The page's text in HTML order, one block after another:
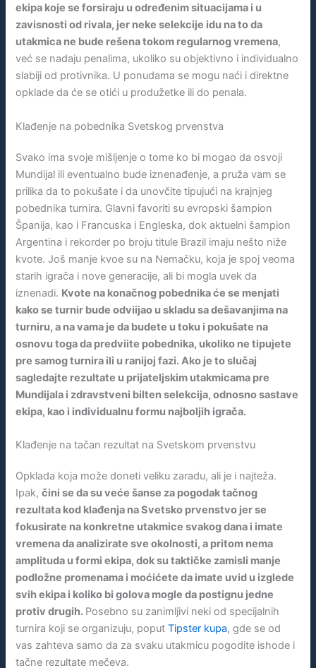
ekipa koje se forsiraju u određenim situacijama i u
zavisnosti od rivala, jer neke selekcije idu na to da
utakmica ne bude rešena tokom regularnog vremena,
već se nadaju penalima, ukoliko su objektivno i individualno
slabiji od protivnika. U ponudama se mogu naći i direktne
opklade da će se otići u produžetke ili do penala.
Klađenje na pobednika Svetskog prvenstva
Svako ima svoje mišljenje o tome ko bi mogao da osvoji
Mundijal ili eventualno bude iznenađenje, a pruža vam se
prilika da to pokušate i da unovčite tipujući na krajnjeg
pobednika turnira. Glavni favoriti su evropski šampion
Španija, kao i Francuska i Engleska, dok aktuelni šampion
Argentina i rekorder po broju titule Brazil imaju nešto niže
kvote. Još manje kvoe su na Nemačku, koja je spoj veoma
starih igrača i nove generacije, ali bi mogla uvek da
iznenadi. Kvote na konačnog pobednika će se menjati
kako se turnir bude odviijao u skladu sa dešavanjima na
turniru, a na vama je da budete u toku i pokušate na
osnovu toga da predviite pobednika, ukoliko ne tipujete
pre samog turnira ili u ranijoj fazi. Ako je to slučaj
sagledajte rezultate u prijateljskim utakmicama pre
Mundijala i zdravstveni bilten selekcija, odnosno sastave
ekipa, kao i individualnu formu najboljih igrača.
Klađenje na tačan rezultat na Svetskom prvenstvu
Opklada koja može doneti veliku zaradu, ali je i najteža.
Ipak,čini se da su veće šanse za pogodak tačnog
rezultata kod klađenja na Svetsko prvenstvo jer se
fokusirate na konkretne utakmice svakog dana i imate
vremena da analizirate sve okolnosti, a pritom nema
amplituda u formi ekipa, dok su taktičke zamisli manje
podložne promenama i moćićete da imate uvid u izglede
svih ekipa i koliko bi golova mogle da postignu jedne
protiv drugih. Posebno su zanimljivi neki od specijalnih
turnira koji se organizuju, poputTipster kupa, gde se od
vas zahteva samo da za svaku utakmicu pogodite ishode i
tačne rezultate mečeva.